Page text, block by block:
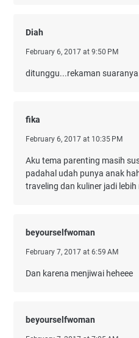
Diah
February 6, 2017 at 9:50 PM
ditunggu...rekaman
fika
February 6, 2017 at 10:35 PM
Aku tema parenting masih
padahal udah punya anak
traveling dan kuliner jadi
beyourselfwoman
February 7, 2017 at 6:59 AM
Dan karena menjiwai heheee
beyourselfwoman